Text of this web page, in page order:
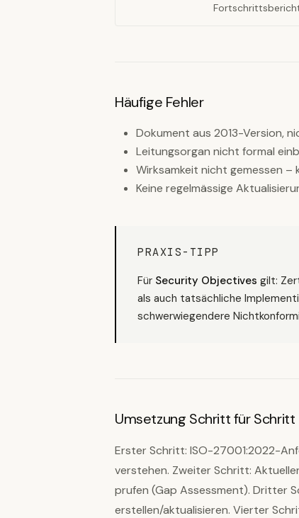
Häufige Fehler
Dokument aus 2013-Version,
Leitungsorgan nicht formal
Wirksamkeit nicht gemessen –
Keine regelmässige
PRAXIS-TIPP
Für Security Objectives gilt:
als auch tatsächliche
schwerwiegendere
Umsetzung Schritt für Schritt
Erster Schritt: ISO-27001:2022-
verstehen. Zweiter Schritt:
prufen (Gap Assessment). Dritter
erstellen/aktualisieren. Vierter